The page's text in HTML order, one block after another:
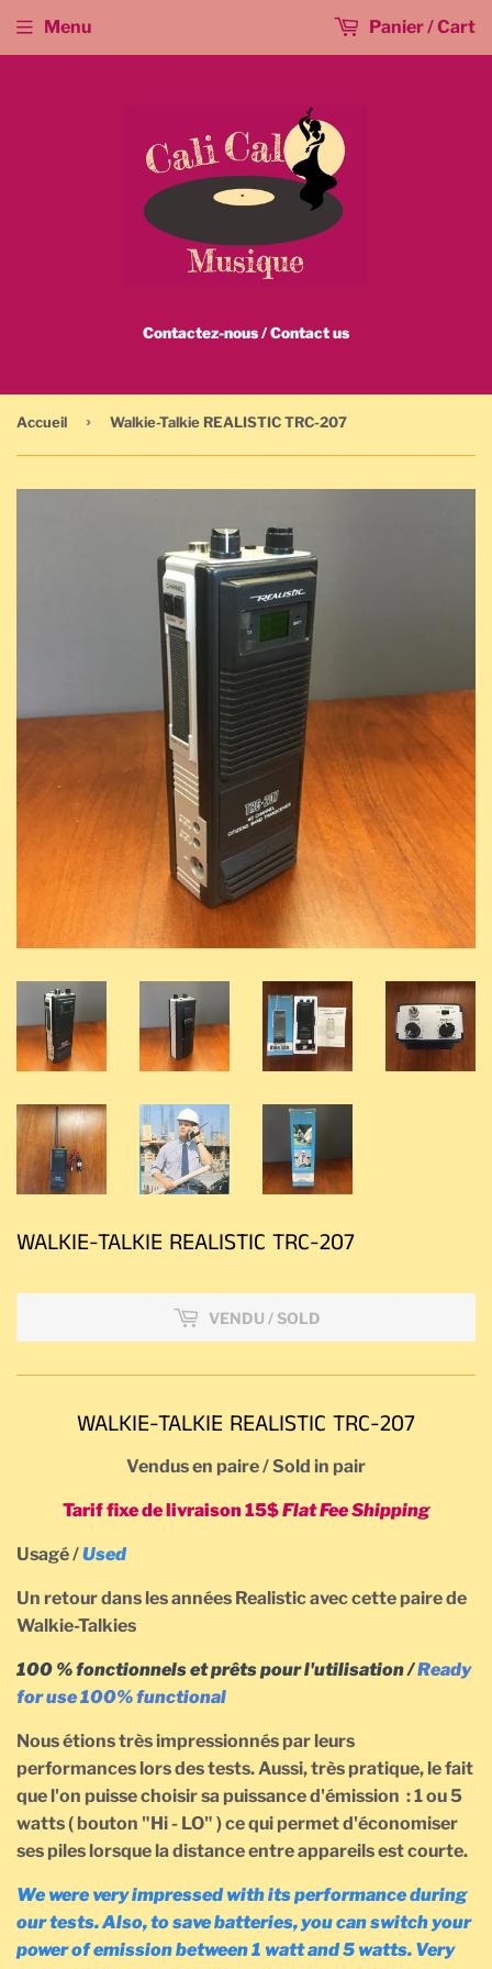
Contactez-nous / Contact us
Menu Panier / Cart
Accueil › Walkie-Talkie REALISTIC TRC-207
WALKIE-TALKIE REALISTIC TRC-207
VENDU / SOLD
WALKIE-TALKIE REALISTIC TRC-207
Vendus en paire / Sold in pair
Tarif fixe de livraison 15$Flat Fee Shipping
Usagé /Used
Un retour dans les années Realistic avec cette paire de
Walkie-Talkies
100 % fonctionnels et prêts pour l'utilisation /Ready
for use 100% functional
Nous étions très impressionnés par leurs
performances lors des tests. Aussi, très pratique, le fait
que l'on puisse choisir sa puissance d'émission : 1 ou 5
watts ( bouton "Hi - LO" ) ce qui permet d'économiser
ses piles lorsque la distance entre appareils est courte.
We were very impressed with its performance during
our tests. Also, to save batteries, you can switch your
power of emission between 1 watt and 5 watts. Very